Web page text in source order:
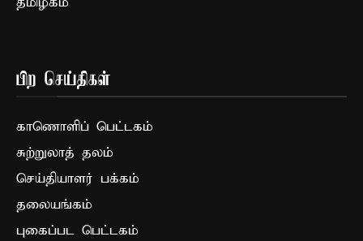
பிற செய்திகள்
காணொளிப் பெட்டகம்
சுற்றுலாத் தலம்
செய்தியாளர் பக்கம்
தலையங்கம்
புகைப்பட பெட்டகம்